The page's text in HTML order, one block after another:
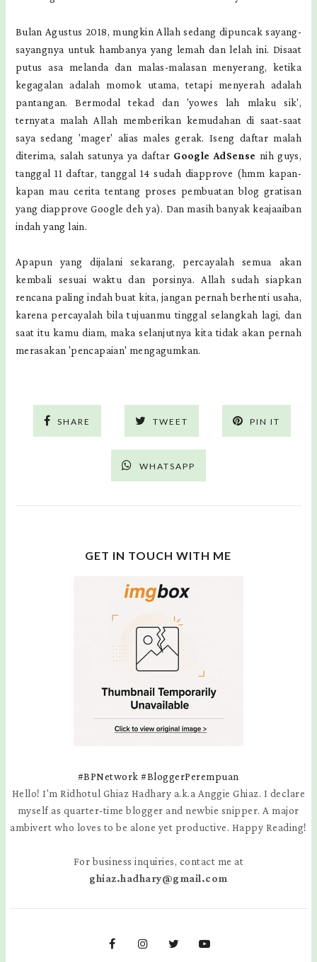
Bulan Agustus 2018, mungkin Allah sedang dipuncak sayang-
sayangnya untuk hambanya yang lemah dan lelah ini. Disaat
putus asa melanda dan malas-malasan menyerang, ketika
kegagalan adalah momok utama, tetapi menyerah adalah
pantangan. Bermodal tekad dan 'yowes lah mlaku sik',
ternyata malah Allah memberikan kemudahan di saat-saat
saya sedang 'mager' alias males gerak. Iseng daftar malah
diterima, salah satunya ya daftar Google AdSense nih guys,
tanggal 11 daftar, tanggal 14 sudah diapprove (hmm kapan-
kapan mau cerita tentang proses pembuatan blog gratisan
yang diapprove Google deh ya). Dan masih banyak keajaaiban
indah yang lain.
Apapun yang dijalani sekarang, percayalah semua akan
kembali sesuai waktu dan porsinya. Allah sudah siapkan
rencana paling indah buat kita, jangan pernah berhenti usaha,
karena percayalah bila tujuanmu tinggal selangkah lagi, dan
saat itu kamu diam, maka selanjutnya kita tidak akan pernah
merasakan 'pencapaian' mengagumkan.
SHARE TWEET PIN IT
WHATSAPP
GET IN TOUCH WITH ME
#BPNetwork #BloggerPerempuan
Hello! I'm Ridhotul Ghiaz Hadhary a.k.a Anggie Ghiaz. I declare
myself as quarter-time blogger and newbie snipper. A major
ambivert who loves to be alone yet productive. Happy Reading!
For business inquiries, contact me at
ghiaz.hadhary@gmail.com